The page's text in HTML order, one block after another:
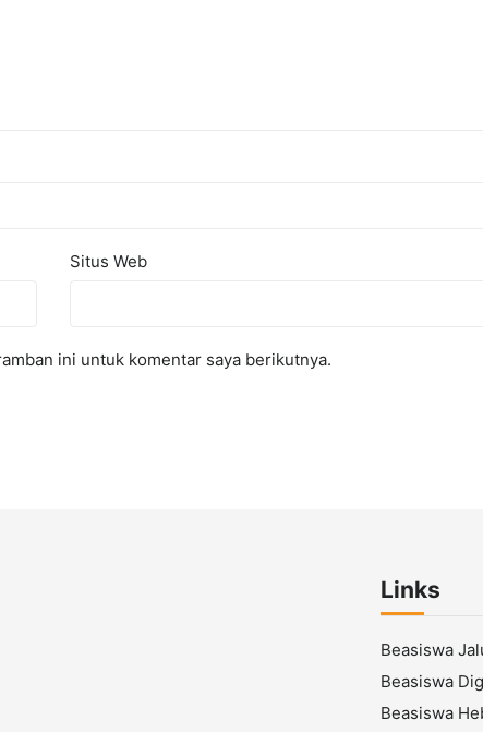
Situs Web
ini untuk komentar saya berikutnya.
Links
Beasiswa
Beasiswa
Beasiswa